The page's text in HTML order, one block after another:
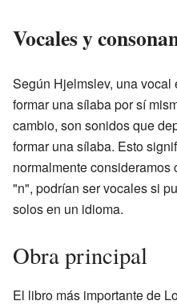
Vocales y
Según Hjelmslev, una
formar una sílaba por sí
cambio, son sonidos que
formar una sílaba. Esto
normalmente
"n", podrían ser vocales si
solos en un idioma.
Obra principal
El libro más importante de